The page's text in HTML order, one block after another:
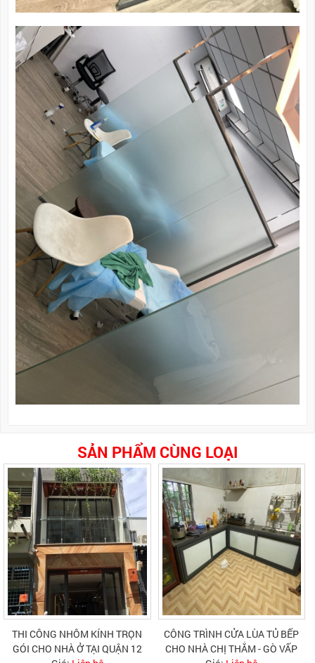
SẢN PHẨM CÙNG LOẠI
THI CÔNG NHÔM KÍNH TRỌN
GÓI CHO NHÀ Ở TẠI QUẬN 12
CÔNG TRÌNH CỬA LÙA TỦ BẾP
CHO NHÀ CHỊ THẮM - GÒ VẤP